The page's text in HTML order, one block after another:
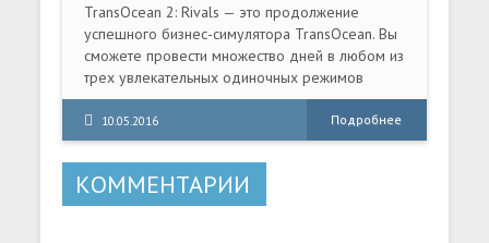
TransOcean 2: Rivals — это продолжение
успешного бизнес-симулятора TransOcean. Вы
сможете провести множество дней в любом из
трех увлекательных одиночных режимов
(«Кампания», «Бесконечная игра» и
«Конкуренция») либо окунуться вместе с
друзьями в захватывающую борьбу по сети.
Запустите собственную судоходную линию в
одном из шестидесяти портов и начните
карьеру с небольшим флотом загрузочных
10.05.2016 Подробнее
КОММЕНТАРИИ